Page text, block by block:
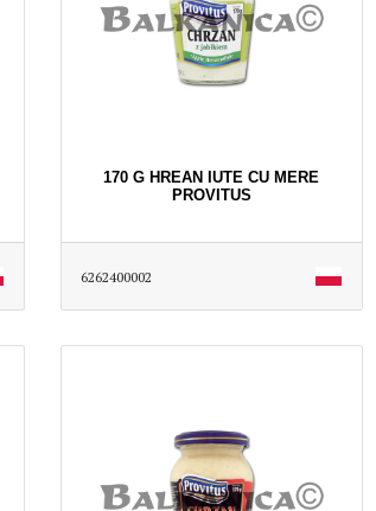
170 G HREAN IUTE CU MERE
PROVITUS
6262400002